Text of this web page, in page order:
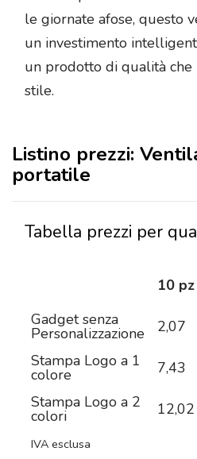
le giornate afose, questo
un investimento
un prodotto di qualità che
stile.
Listino prezzi:
portatile
Tabella prezzi per
10 pz
Gadget senza
Personalizzazione 2,07
Stampa Logo a 1
colore 7,43
Stampa Logo a 2
colori 12,02
IVA esclusa